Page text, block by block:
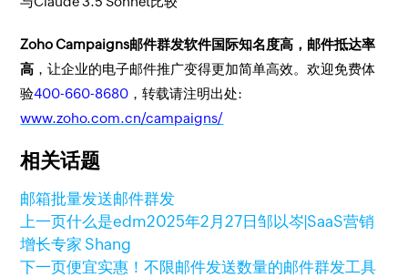
Zoho Campaigns邮件群发软件国际知名度高，邮件抵达率
高 ，让企业的电子邮件推广变得更加简单高效。欢迎免费体
验400-660-8680 ，转载请注明出处:
www.zoho.com.cn/campaigns/
相关话题
邮箱批量发送邮件群发
上一页什么是edm2025年2月27日邹以岑|SaaS营销
增长专家 Shang
下一页便宜实惠！不限邮件发送数量的邮件群发工具